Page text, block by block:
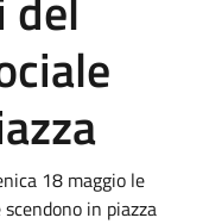
18 maggio le
in piazza